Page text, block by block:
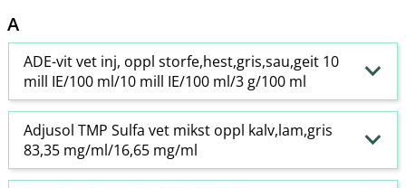
A
ADE-vit vet inj, oppl storfe,hest,gris,sau,geit 10
mill IE/100 ml/10 mill IE/100 ml/3 g/100 ml
Adjusol TMP Sulfa vet mikst oppl kalv,lam,gris
83,35 mg/ml/16,65 mg/ml